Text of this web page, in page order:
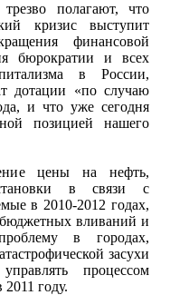
полагают, что
кризис выступит
финансовой
бюрократии и всех
в России,
дотации «по случаю
и что уже сегодня
позицией нашего
цены на нефть,
в связи с
в 2010-2012 годах,
бюджетных вливаний и
в городах,
засухи
процессом
году.